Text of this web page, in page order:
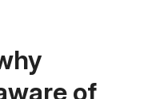
of